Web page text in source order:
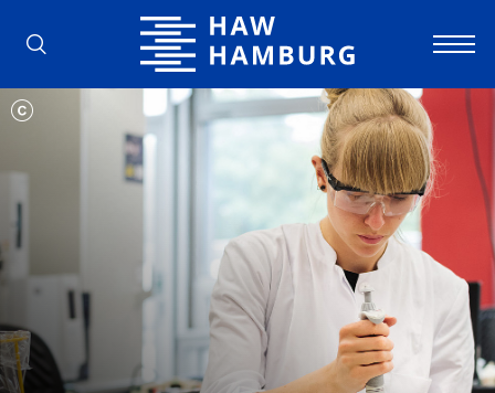
Hochschule für Angewandte